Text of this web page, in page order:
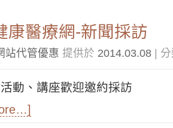
康醫療網-新聞採訪
站代管優惠 提供於 2014.03.08 |
動、講座歡迎邀約採訪